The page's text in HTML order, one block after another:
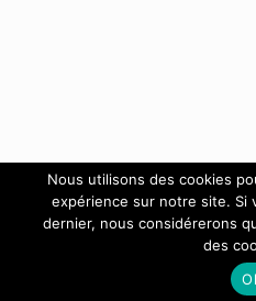
Nous utilisons des cookies
expérience sur notre site. Si
dernier, nous considérerons
des